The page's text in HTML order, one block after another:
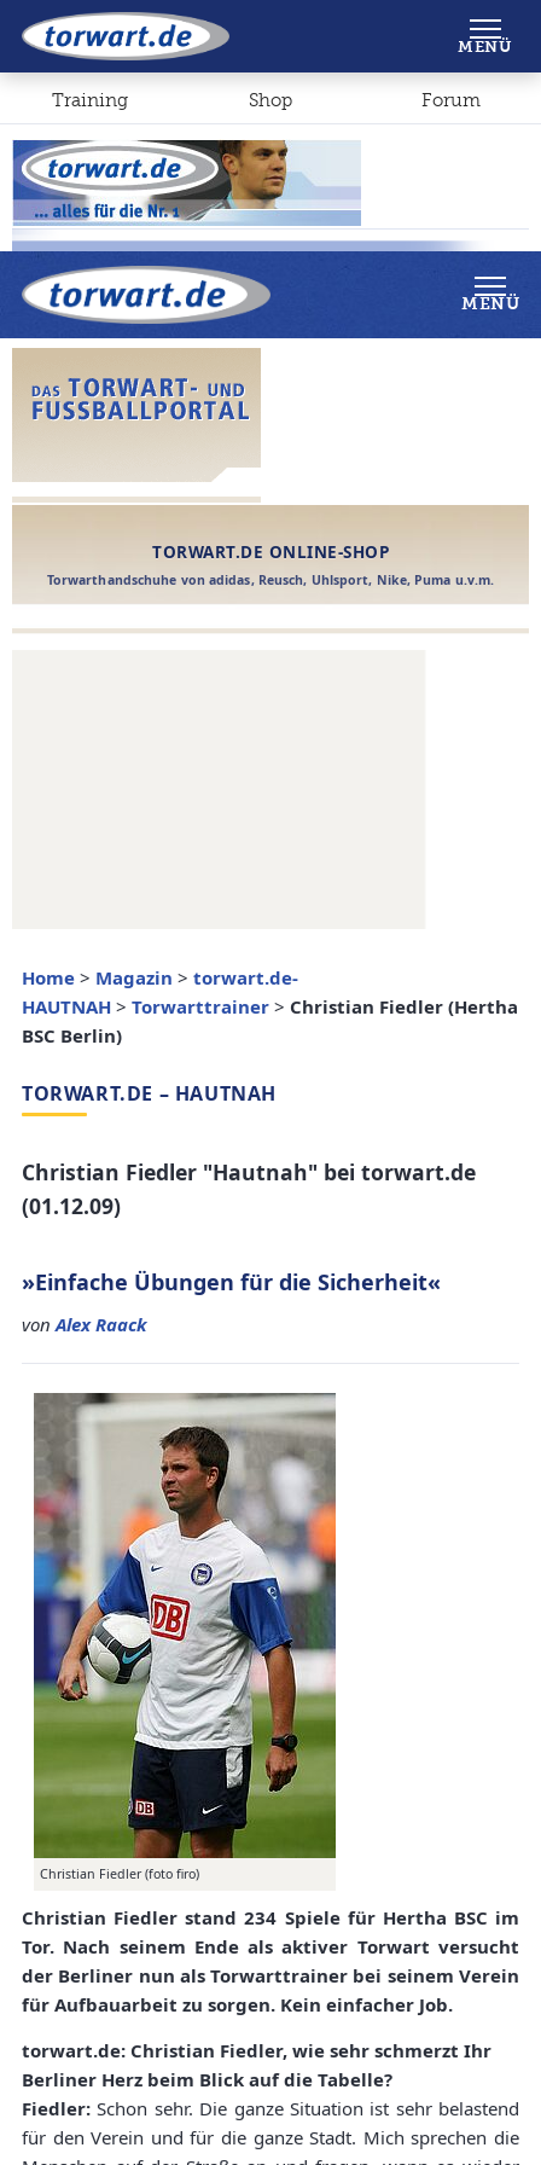
Shop Forum
MENÜ
Home > Magazin > torwart.de-
HAUTNAH > Torwarttrainer > Christian Fiedler (Hertha
BSC Berlin)
TORWART.DE – HAUTNAH
Christian Fiedler "Hautnah" bei torwart.de
(01.12.09)
»Einfache Übungen für die Sicherheit«
vonAlex Raack
Christian Fiedler (foto firo)
Christian Fiedler stand 234 Spiele für Hertha BSC im
Tor. Nach seinem Ende als aktiver Torwart versucht
der Berliner nun als Torwarttrainer bei seinem Verein
für Aufbauarbeit zu sorgen. Kein einfacher Job.
torwart.de: Christian Fiedler, wie sehr schmerzt Ihr
Berliner Herz beim Blick auf die Tabelle?
Fiedler:Schon sehr. Die ganze Situation ist sehr belastend
für den Verein und für die ganze Stadt. Mich sprechen die